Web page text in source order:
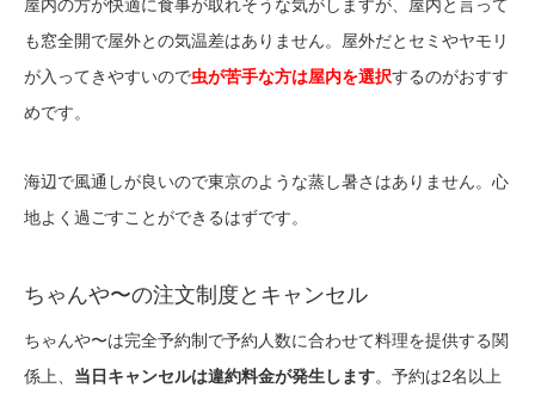
屋内の方が快適に食事が取れそうな気がしますが、屋内と言って
も窓全開で屋外との気温差はありません。屋外だとセミやヤモリ
が入ってきやすいので虫が苦手な方は屋内を選択するのがおすす
めです。
海辺で風通しが良いので東京のような蒸し暑さはありません。心
地よく過ごすことができるはずです。
ちゃんや〜の注文制度とキャンセル
ちゃんや〜は完全予約制で予約人数に合わせて料理を提供する関
係上、 当日キャンセルは違約料金が発生します。予約は2名以上